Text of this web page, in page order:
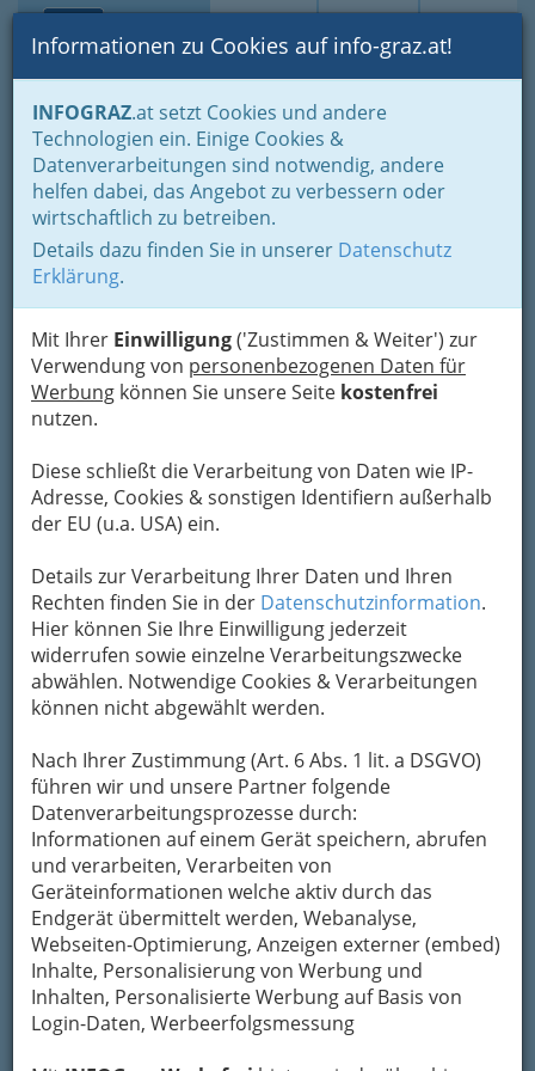
Suche Login Toggle
Informationen zu Cookies auf info-graz.at!
INFOGRAZ.at setzt Cookies und andere
Technologien ein. Einige Cookies &
Datenverarbeitungen sind notwendig, andere
helfen dabei, das Angebot zu verbessern oder
wirtschaftlich zu betreiben.
Details dazu finden Sie in unserer Datenschutz
Erklärung.
Mit Ihrer Einwilligung('Zustimmen & Weiter') zur
Verwendung von personenbezogenen Daten für
Werbung können Sie unsere Seite kostenfrei
nutzen.
Diese schließt die Verarbeitung von Daten wie IP-
Adresse, Cookies & sonstigen Identifiern außerhalb
der EU (u.a. USA) ein.
Details zur Verarbeitung Ihrer Daten und Ihren
Rechten finden Sie in der Datenschutzinformation.
Hier können Sie Ihre Einwilligung jederzeit
widerrufen sowie einzelne Verarbeitungszwecke
abwählen. Notwendige Cookies & Verarbeitungen
können nicht abgewählt werden.
Nach Ihrer Zustimmung (Art. 6 Abs. 1 lit. a DSGVO)
führen wir und unsere Partner folgende
Datenverarbeitungsprozesse durch:
Informationen auf einem Gerät speichern, abrufen
und verarbeiten, Verarbeiten von
Geräteinformationen welche aktiv durch das
Endgerät übermittelt werden, Webanalyse,
Webseiten-Optimierung, Anzeigen externer (embed)
Inhalte, Personalisierung von Werbung und
Inhalten, Personalisierte Werbung auf Basis von
Login-Daten, Werbeerfolgsmessung
Home Lebens-Guide
Aus- & Weiterbildung
Nachhilfe, Förderkurse, Hausaufgabenhilfe...
Maturaschule Institut Dr.
Rampitsch
Leonhardstraße 51, 8010 Graz
+43 316 383 600-3
Die
maturaschule dr. rampitsch bietet ein
umfassendes Kursangebot für dieAHS-Matura
und Berufsreifeprüfung. Bei der "dr. rampitsch
matura" handelt es sich um eine öffentliche
AHS-Matura, die auch zum Studium an einer
Universität oder Fachhochschule berechtigt. Wir
bieten jungen Menschen einen klar
strukturierten und bewährten Weg, die Matura
nachzuholen oder die Berufsmatura zu machen.
Auch dieBerufsreifeprüfung (Berufsmatura)
ist der "normalen Matura" gleichgestellt.
Auch Erwachsene, die im 2. Bildungsweg einen
höheren Schulabschluss anstreben, sind hier
bestens betreut. Informieren Sie sich kostenlos
und unverbindlich über unser Angebot.
Kursangebot Maturaschule
Voraussetzungen